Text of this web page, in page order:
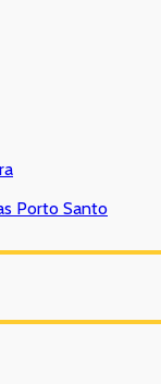
Porto Santo